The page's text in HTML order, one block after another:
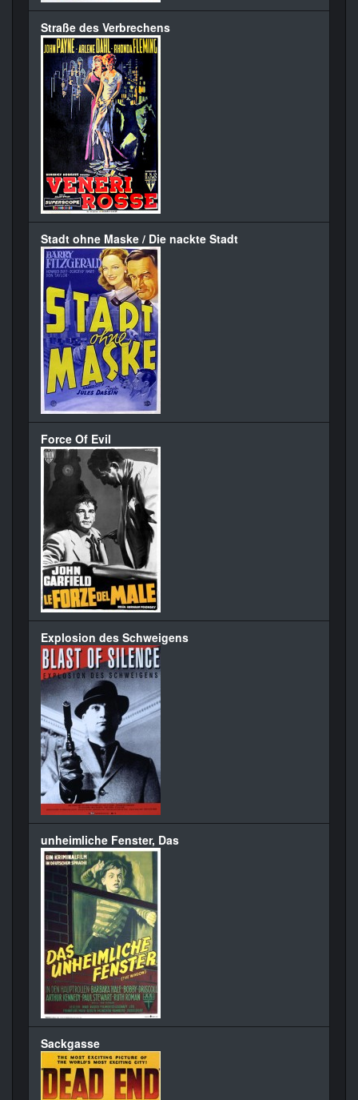
Straße des Verbrechens
Stadt ohne Maske / Die nackte Stadt
Force Of Evil
Explosion des Schweigens
unheimliche Fenster, Das
Sackgasse